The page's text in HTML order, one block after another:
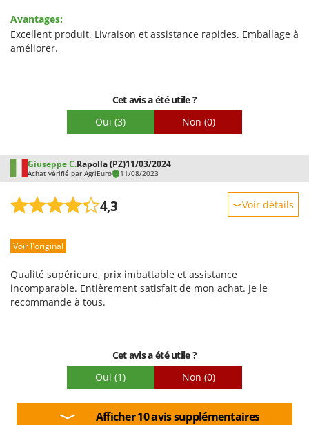
Zephir
ZGrills
Qualité / Prix
Facilité de montage
Avantages:
Excellent produit. Livraison et assistance rapides. Emballage à
améliorer.
Cet avis a été utile ?
Oui (3) Non (0)
Giuseppe C.Rapolla (PZ)11/03/2024
Achat vérifié par AgriEuro 11/08/2023
4,3 Voir détails
Prestations
Qualité / Prix
Facilité de montage
Voir l'original
Qualité supérieure, prix imbattable et assistance
incomparable. Entièrement satisfait de mon achat. Je le
recommande à tous.
Cet avis a été utile ?
Oui (1) Non (0)
Afficher 10 avis supplémentaires